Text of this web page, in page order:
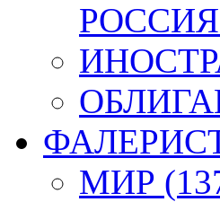
РОССИЯ
МИР